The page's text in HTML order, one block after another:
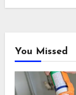
You Missed